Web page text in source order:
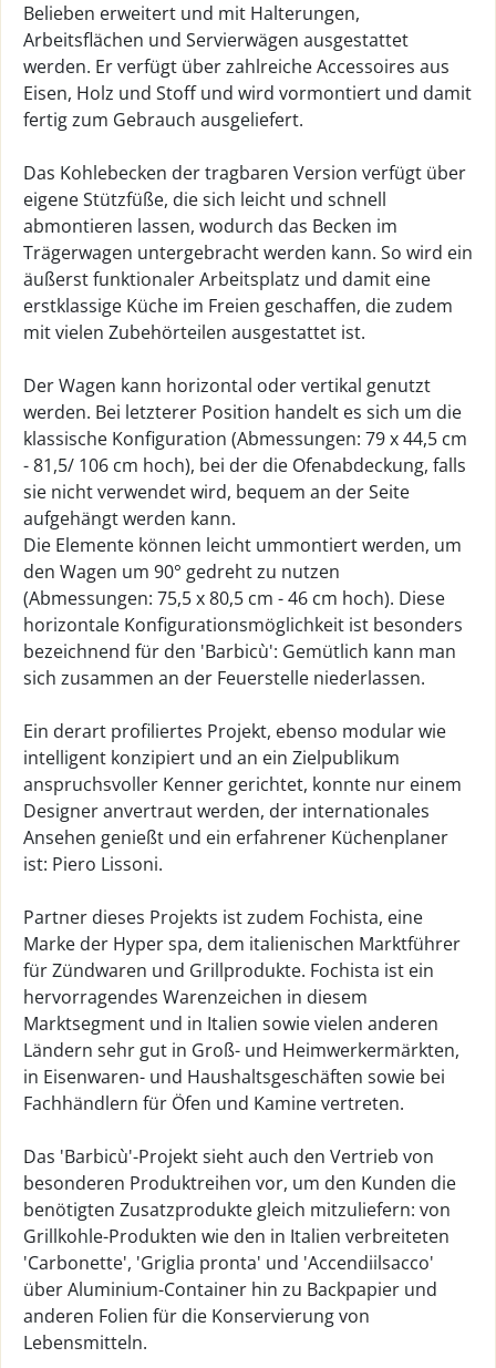
Belieben erweitert und mit Halterungen,
Arbeitsflächen und Servierwägen ausgestattet
werden. Er verfügt über zahlreiche Accessoires aus
Eisen, Holz und Stoff und wird vormontiert und damit
fertig zum Gebrauch ausgeliefert.
Das Kohlebecken der tragbaren Version verfügt über
eigene Stützfüße, die sich leicht und schnell
abmontieren lassen, wodurch das Becken im
Trägerwagen untergebracht werden kann. So wird ein
äußerst funktionaler Arbeitsplatz und damit eine
erstklassige Küche im Freien geschaffen, die zudem
mit vielen Zubehörteilen ausgestattet ist.
Der Wagen kann horizontal oder vertikal genutzt
werden. Bei letzterer Position handelt es sich um die
klassische Konfiguration (Abmessungen: 79 x 44,5 cm
- 81,5/ 106 cm hoch), bei der die Ofenabdeckung, falls
sie nicht verwendet wird, bequem an der Seite
aufgehängt werden kann.
Die Elemente können leicht ummontiert werden, um
den Wagen um 90° gedreht zu nutzen
(Abmessungen: 75,5 x 80,5 cm - 46 cm hoch). Diese
horizontale Konfigurationsmöglichkeit ist besonders
bezeichnend für den 'Barbicù': Gemütlich kann man
sich zusammen an der Feuerstelle niederlassen.
Ein derart profiliertes Projekt, ebenso modular wie
intelligent konzipiert und an ein Zielpublikum
anspruchsvoller Kenner gerichtet, konnte nur einem
Designer anvertraut werden, der internationales
Ansehen genießt und ein erfahrener Küchenplaner
ist: Piero Lissoni.
Partner dieses Projekts ist zudem Fochista, eine
Marke der Hyper spa, dem italienischen Marktführer
für Zündwaren und Grillprodukte. Fochista ist ein
hervorragendes Warenzeichen in diesem
Marktsegment und in Italien sowie vielen anderen
Ländern sehr gut in Groß- und Heimwerkermärkten,
in Eisenwaren- und Haushaltsgeschäften sowie bei
Fachhändlern für Öfen und Kamine vertreten.
Das 'Barbicù'-Projekt sieht auch den Vertrieb von
besonderen Produktreihen vor, um den Kunden die
benötigten Zusatzprodukte gleich mitzuliefern: von
Grillkohle-Produkten wie den in Italien verbreiteten
'Carbonette', 'Griglia pronta' und 'Accendiilsacco'
über Aluminium-Container hin zu Backpapier und
anderen Folien für die Konservierung von
Lebensmitteln.